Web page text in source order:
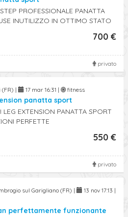
PROFESSIONALE PANATTA
INUTILIZZO IN OTTIMO STATO
700 €
privato
| 17 mar 16:31 | fitness
panatta sport
LEG EXTENSION PANATTA SPORT
PERFETTE
550 €
privato
sul Garigliano (FR) |
13 nov 17:13 |
perfettamente funzionante